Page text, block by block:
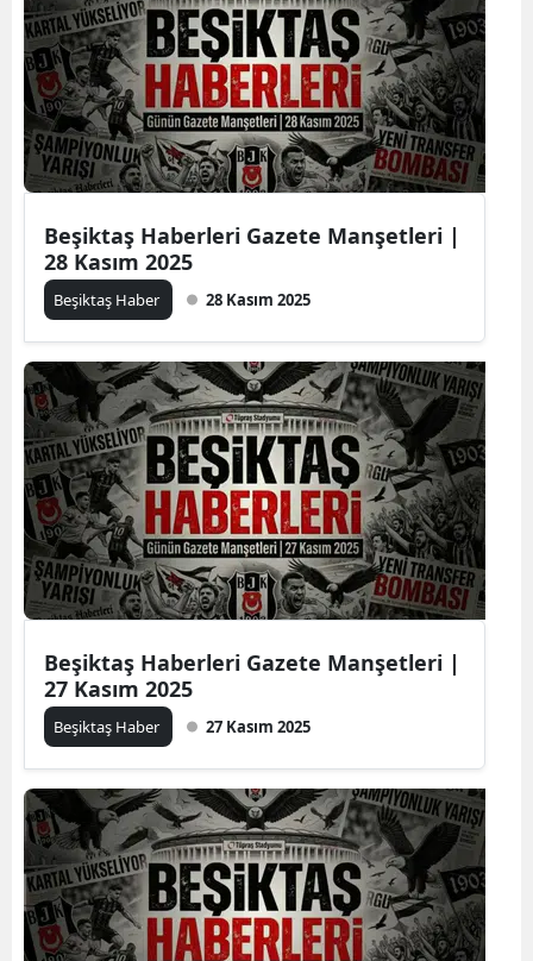
Beşiktaş Haberleri Gazete Manşetleri |
28 Kasım 2025
Beşiktaş Haber 28 Kasım 2025
Beşiktaş Haberleri Gazete Manşetleri |
27 Kasım 2025
Beşiktaş Haber 27 Kasım 2025